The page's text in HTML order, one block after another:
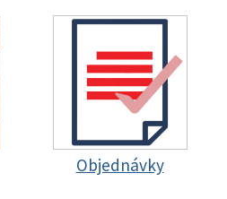
Objednávky